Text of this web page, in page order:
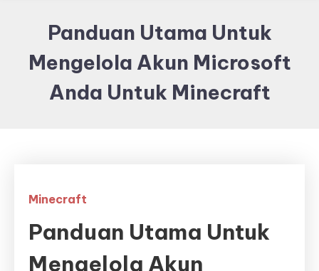
Panduan Utama Untuk
Mengelola Akun Microsoft
Anda Untuk Minecraft
Minecraft
Panduan Utama Untuk
Mengelola Akun